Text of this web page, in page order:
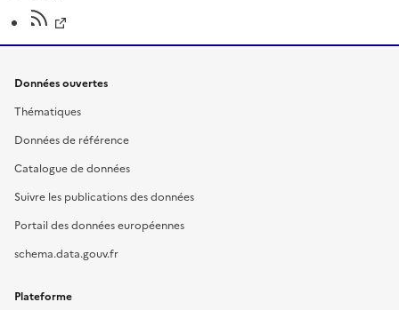
Données ouvertes
Thématiques
Données de référence
Catalogue de données
Suivre les publications des données
Portail des données européennes
schema.data.gouv.fr
Plateforme